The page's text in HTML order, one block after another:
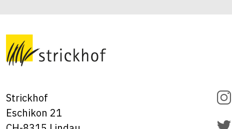
Strickhof
Eschikon 21